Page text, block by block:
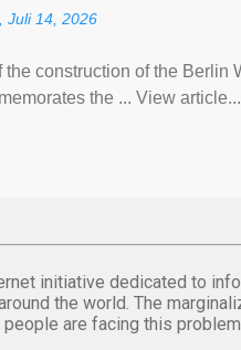
Juli 14, 2026
construction of the Berlin
the ... View article...
initiative dedicated to
the world. The
are facing this